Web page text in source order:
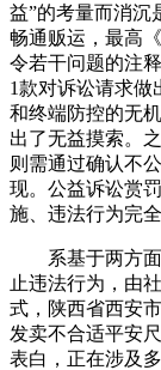
益”的考量而消沉
畅通贩运，最高
令若干问题的注
1款对诉讼请求做
和终端防控的无
出了无益摸索。
则需通过确认不
现。公益诉讼赏
施、违法行为完
系基于两方面
止违法行为，由
式，陕西省西安
发卖不合适平安
表白，正在涉及